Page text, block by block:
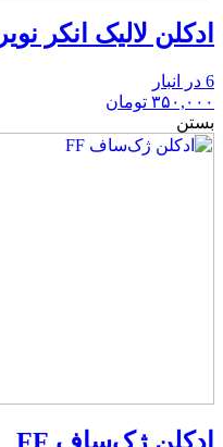
ادکلن لالیک انکر
6 در انبار
۳۵۰,۰۰۰ تومان
بستن